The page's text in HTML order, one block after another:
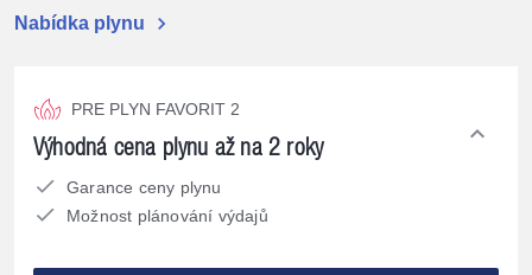
Nabídka plynu chevron_right
PRE PLYN FAVORIT 2
Výhodná cena plynu až na 2 roky expand_less
Garance ceny plynu
Možnost plánování výdajů